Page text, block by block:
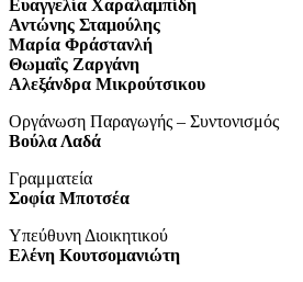
Ευαγγελία Χαραλαμπίδη
Αντώνης Σταμούλης
Μαρία Φράστανλή
Θωμαΐς Ζαργάνη
Αλεξάνδρα Μικρούτσικου
Οργάνωση Παραγωγής – Συντονισμός
Βούλα Λαδά
Γραμματεία
Σοφία Μποτσέα
Υπεύθυνη Διοικητικού
Ελένη Κουτσομανιώτη